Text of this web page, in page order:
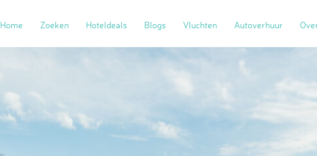
Home Zoeken Hoteldeals Blogs Vluchten Autoverhuur